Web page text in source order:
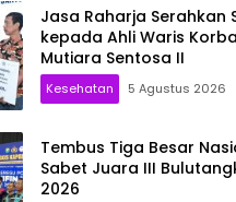
Jasa Raharja Serahkan
kepada Ahli Waris
Mutiara Sentosa II
Kesehatan 5 Agustus 2026
Tembus Tiga Besar
Sabet Juara III
2026